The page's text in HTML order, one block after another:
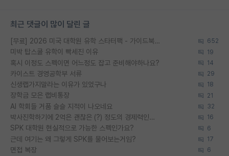
최근 댓글이 많이 달린 글
[무료] 2026 미국 대학원 유학 스타터팩 - 가이드북 & 합격자 컨택메일 템플릿 652
미박 탑스쿨 유학이 빡세진 이유 19
혹시 이정도 스펙이면 어느정도 잡고 준비해야하나요? 14
카이스트 경영공학부 서류 29
신생랩가지말라는 이유가 있었구나 18
장학금 모은 랩비통장 21
AI 학회들 거품 슬슬 지적이 나오네요 32
박사진학하기에 2억은 괜찮은 (?) 정도의 경제력인가요 16
SPK 대학원 현실적으로 가능한 스펙인가요? 6
근데 여기는 왜 그렇게 SPK를 물어보는거임? 17
면접 복장 6